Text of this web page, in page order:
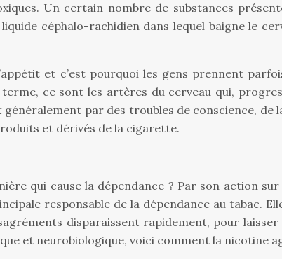
Un certain nombre de substances
céphalo-rachidien dans lequel baigne le
et c’est pourquoi les gens prennent
ce sont les artères du cerveau qui,
par des troubles de conscience, de
et dérivés de la cigarette.
qui cause la dépendance ? Par son action
responsable de la dépendance au tabac.
disparaissent rapidement, pour
et neurobiologique, voici comment la nicotine